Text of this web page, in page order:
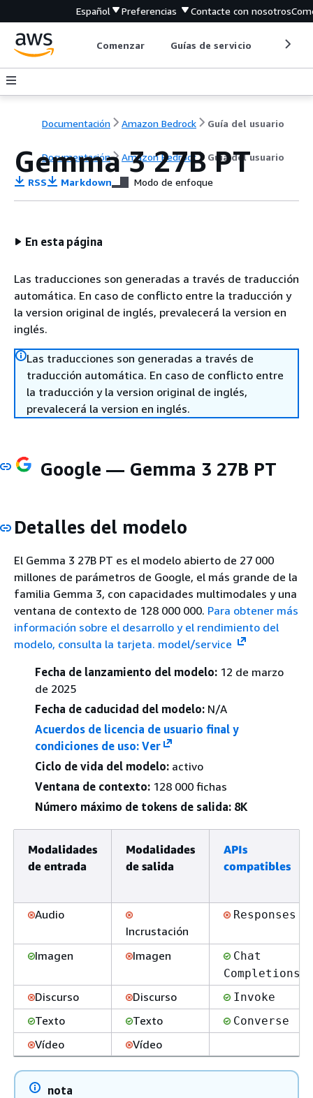
Español Preferencias Contacte con nosotros
Comenzar Guías de servicio
Documentación Amazon Bedrock Guía del usuario
Documentación Amazon Bedrock Guía del usuario
Gemma 3 27B PT
RSS Markdown Modo de enfoque
En esta página
Las traducciones son generadas a través de traducción
automática. En caso de conflicto entre la traducción y
la version original de inglés, prevalecerá la version en
inglés.
Las traducciones son generadas a través de
traducción automática. En caso de conflicto entre
la traducción y la version original de inglés,
prevalecerá la version en inglés.
Google — Gemma 3 27B PT
Detalles del modelo
El Gemma 3 27B PT es el modelo abierto de 27 000
millones de parámetros de Google, el más grande de la
familia Gemma 3, con capacidades multimodales y una
ventana de contexto de 128 000 000. Para obtener más
información sobre el desarrollo y el rendimiento del
modelo, consulta la tarjeta. model/service
Fecha de lanzamiento del modelo: 12 de marzo
de 2025
Fecha de caducidad del modelo: N/A
Acuerdos de licencia de usuario final y
condiciones de uso: Ver
Ciclo de vida del modelo: activo
Ventana de contexto: 128 000 fichas
Número máximo de tokens de salida: 8K
Modalidades
de entrada
Modalidades
de salida
APIs
compatibles
Audio
Incrustación
Responses
Imagen Imagen
Chat
Completions
Discurso Discurso Invoke
Texto Texto Converse
Vídeo Vídeo
nota